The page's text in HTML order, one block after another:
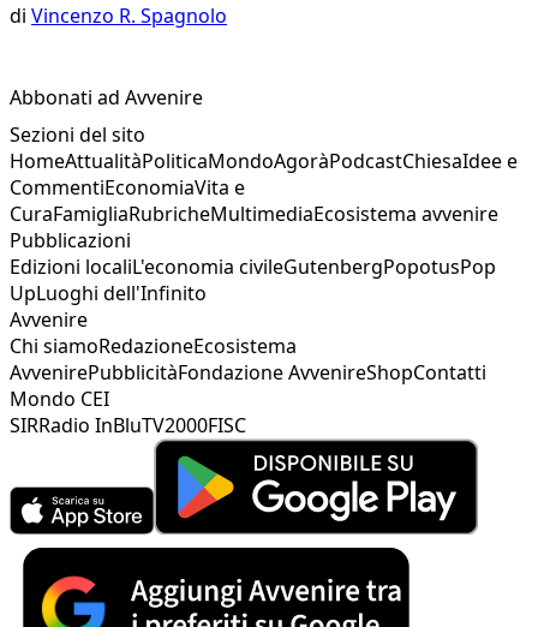
di Vincenzo R. Spagnolo
Abbonati ad Avvenire
Sezioni del sito
HomeAttualitàPoliticaMondoAgoràPodcastChiesaIdee e
CommentiEconomiaVita e
CuraFamigliaRubricheMultimediaEcosistema avvenire
Pubblicazioni
Edizioni localiL'economia civileGutenbergPopotusPop
UpLuoghi dell'Infinito
Avvenire
Chi siamoRedazioneEcosistema
AvvenirePubblicitàFondazione AvvenireShopContatti
Mondo CEI
SIRRadio InBluTV2000FISC